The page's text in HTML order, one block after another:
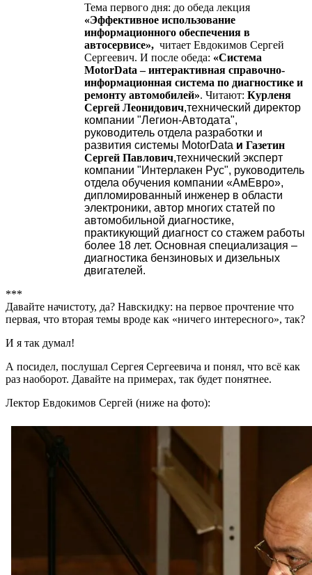
Тема первого дня: до обеда лекция
«Эффективное использование
информационного обеспечения в
автосервисе», читает Евдокимов Сергей
Сергеевич. И после обеда: «Система
MotorData – интерактивная справочно-
информационная система по диагностике и
ремонту автомобилей». Читают: Курленя
Сергей Леонидович,технический директор
компании "Легион-Автодата",
руководитель отдела разработки и
развития системы MotorData иГазетин
Сергей Павлович,технический эксперт
компании "Интерлакен Рус", руководитель
отдела обучения компании «АмЕвро»,
дипломированный инженер в области
электроники, автор многих статей по
автомобильной диагностике,
практикующий диагност со стажем работы
более 18 лет. Основная специализация –
диагностика бензиновых и дизельных
двигателей.
***
Давайте начистоту, да? Навскидку: на первое прочтение что
первая, что вторая темы вроде как «ничего интересного», так?
И я так думал!
А посидел, послушал Сергея Сергеевича и понял, что всё как
раз наоборот. Давайте на примерах, так будет понятнее.
Лектор Евдокимов Сергей (ниже на фото):